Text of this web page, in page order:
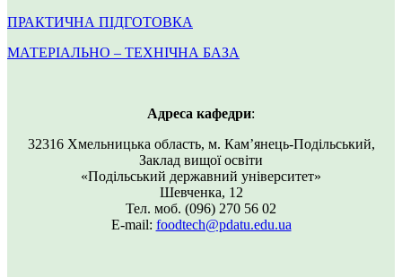
ПРАКТИЧНА ПІДГОТОВКА
МАТЕРІАЛЬНО – ТЕХНІЧНА БАЗА
Адреса кафедри:
32316 Хмельницька область, м. Кам’янець-Подільський,
Заклад вищої освіти
«Подільський державний університет»
Шевченка, 12
Тел. моб. (096) 270 56 02
E-mail: foodtech@pdatu.edu.ua